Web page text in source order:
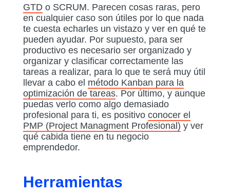
GTD o SCRUM. Parecen cosas raras, pero
en cualquier caso son útiles por lo que nada
te cuesta echarles un vistazo y ver en qué te
pueden ayudar. Por supuesto, para ser
productivo es necesario ser organizado y
organizar y clasificar correctamente las
tareas a realizar, para lo que te será muy útil
llevar a cabo el método Kanban para la
optimización de tareas. Por último, y aunque
puedas verlo como algo demasiado
profesional para ti, es positivo conocer el
PMP (Project Managment Profesional) y ver
qué cabida tiene en tu negocio
emprendedor.
Herramientas